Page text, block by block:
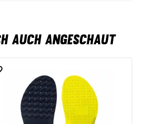
AUCH ANGESCHAUT